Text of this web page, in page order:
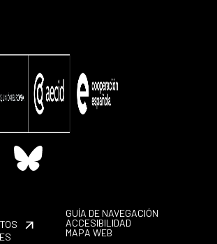
Bluesky
GUÍA DE NAVEGACIÓN
ACCESIBILIDAD
MAPA WEB